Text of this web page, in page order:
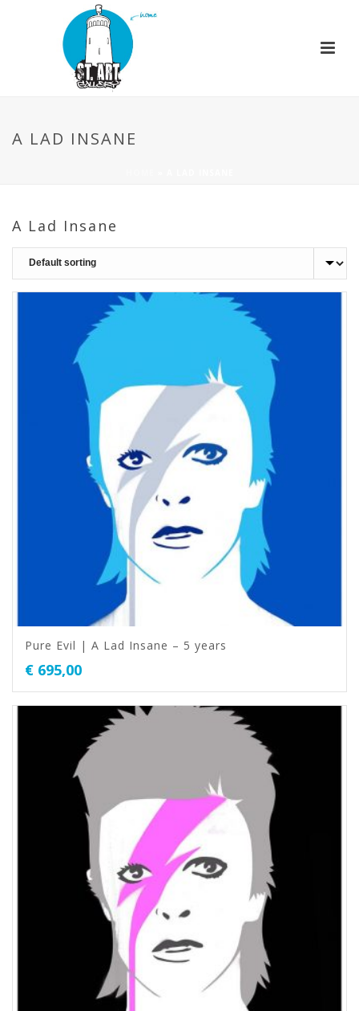
A LAD INSANE
A Lad Insane
Pure Evil | A Lad Insane – 5 years
€ 695,00